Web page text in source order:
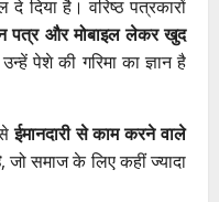
दिया है। वरिष्ठ पत्रकारों
पत्र और मोबाइल लेकर खुद
पेशे की गरिमा का ज्ञान है
सेईमानदारी से काम करने वाले
, जो समाज के लिए कहीं ज्यादा